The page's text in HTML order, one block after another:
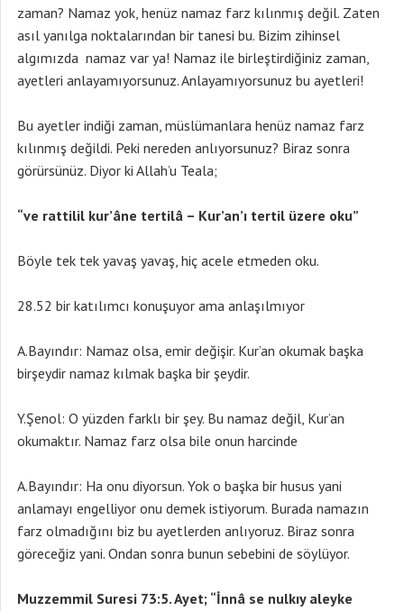
zaman? Namaz yok, henüz namaz farz kılınmış değil. Zaten
asıl yanılga noktalarından bir tanesi bu. Bizim zihinsel
algımızda namaz var ya! Namaz ile birleştirdiğiniz zaman,
ayetleri anlayamıyorsunuz. Anlayamıyorsunuz bu ayetleri!
Bu ayetler indiği zaman, müslümanlara henüz namaz farz
kılınmış değildi. Peki nereden anlıyorsunuz? Biraz sonra
görürsünüz. Diyor ki Allah’u Teala;
“ve rattilil kur’âne tertilâ – Kur’an’ı tertil üzere oku”
Böyle tek tek yavaş yavaş, hiç acele etmeden oku.
28.52 bir katılımcı konuşuyor ama anlaşılmıyor
A.Bayındır: Namaz olsa, emir değişir. Kur’an okumak başka
birşeydir namaz kılmak başka bir şeydir.
Y.Şenol: O yüzden farklı bir şey. Bu namaz değil, Kur’an
okumaktır. Namaz farz olsa bile onun harcinde
A.Bayındır: Ha onu diyorsun. Yok o başka bir husus yani
anlamayı engelliyor onu demek istiyorum. Burada namazın
farz olmadığını biz bu ayetlerden anlıyoruz. Biraz sonra
göreceğiz yani. Ondan sonra bunun sebebini de söylüyor.
Muzzemmil Suresi 73:5. Ayet; “İnnâ se nulkıy aleyke